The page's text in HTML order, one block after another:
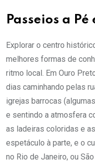
Passeios a
Explorar o centro
melhores formas de
ritmo local. Em Ouro
dias caminhando pelas
igrejas barrocas
e sentindo a atmosfera
as ladeiras coloridas e
espetáculo à parte, e o
no Rio de Janeiro, ou